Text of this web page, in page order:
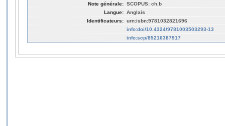
Note générale: SCOPUS: ch.b
Langue: Anglais
Identificateurs: urn:isbn:9781032821696
info:doi/10.4324/9781003503293-13
info:scp/85216387917